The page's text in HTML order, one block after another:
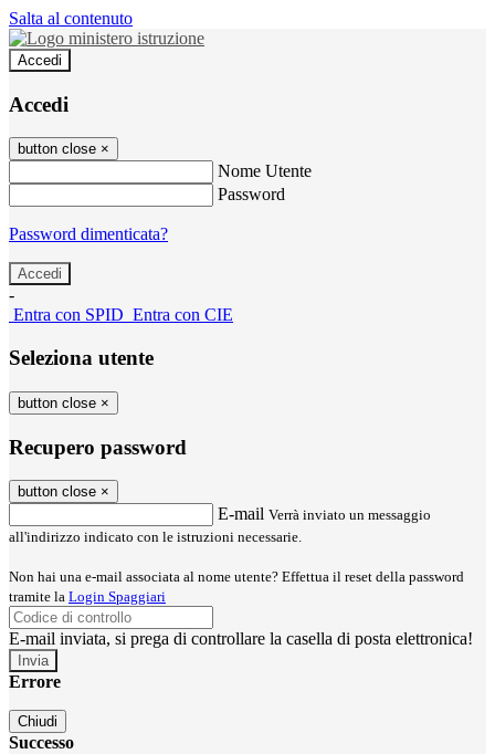
Salta al contenuto
Accedi
Accedi
button close ×
Nome Utente
Password
Password dimenticata?
-
Entra con SPID Entra con CIE
Seleziona utente
button close ×
Recupero password
button close ×
E-mail Verrà inviato un messaggio
all'indirizzo indicato con le istruzioni necessarie.
Non hai una e-mail associata al nome utente? Effettua il reset della password
tramite la Login Spaggiari
E-mail inviata, si prega di controllare la casella di posta elettronica!
Errore
Chiudi
Successo